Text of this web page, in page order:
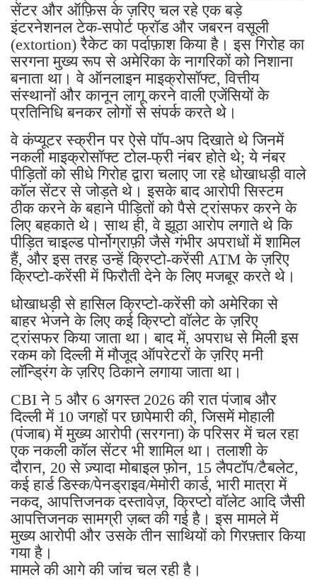
सेंटर और ऑफ़िस के ज़रिए चल रहे एक बड़े
इंटरनेशनल टेक-सपोर्ट फ्रॉड और जबरन वसूली
(extortion) रैकेट का पर्दाफ़ाश किया है। इस गिरोह का
सरगना मुख्य रूप से अमेरिका के नागरिकों को निशाना
बनाता था। वे ऑनलाइन माइक्रोसॉफ्ट, वित्तीय
संस्थानों और कानून लागू करने वाली एजेंसियों के
प्रतिनिधि बनकर लोगों से संपर्क करते थे।
वे कंप्यूटर स्क्रीन पर ऐसे पॉप-अप दिखाते थे जिनमें
नकली माइक्रोसॉफ्ट टोल-फ्री नंबर होते थे; ये नंबर
पीड़ितों को सीधे गिरोह द्वारा चलाए जा रहे धोखाधड़ी वाले
कॉल सेंटर से जोड़ते थे। इसके बाद आरोपी सिस्टम
ठीक करने के बहाने पीड़ितों को पैसे ट्रांसफर करने के
लिए बहकाते थे। साथ ही, वे झूठा आरोप लगाते थे कि
पीड़ित चाइल्ड पोर्नोग्राफ़ी जैसे गंभीर अपराधों में शामिल
हैं, और इस तरह उन्हें क्रिप्टो-करेंसी ATM के ज़रिए
क्रिप्टो-करेंसी में फिरौती देने के लिए मजबूर करते थे।
धोखाधड़ी से हासिल क्रिप्टो-करेंसी को अमेरिका से
बाहर भेजने के लिए कई क्रिप्टो वॉलेट के ज़रिए
ट्रांसफर किया जाता था। बाद में, अपराध से मिली इस
रकम को दिल्ली में मौजूद ऑपरेटरों के ज़रिए मनी
लॉन्ड्रिंग के ज़रिए ठिकाने लगाया जाता था।
CBI ने 5 और 6 अगस्त 2026 की रात पंजाब और
दिल्ली में 10 जगहों पर छापेमारी की, जिसमें मोहाली
(पंजाब) में मुख्य आरोपी (सरगना) के परिसर में चल रहा
एक नकली कॉल सेंटर भी शामिल था। तलाशी के
दौरान, 20 से ज़्यादा मोबाइल फ़ोन, 15 लैपटॉप/टैबलेट,
कई हार्ड डिस्क/पेनड्राइव/मेमोरी कार्ड, भारी मात्रा में
नकद, आपत्तिजनक दस्तावेज़, क्रिप्टो वॉलेट आदि जैसी
आपत्तिजनक सामग्री ज़ब्त की गई है। इस मामले में
मुख्य आरोपी और उसके तीन साथियों को गिरफ़्तार किया
गया है।
मामले की आगे की जांच चल रही है।